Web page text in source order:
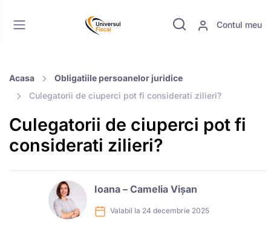
Contul meu
Acasa
Obligatiile persoanelor juridice
Culegatorii de ciuperci pot fi considerati zilieri?
Culegatorii de ciuperci pot fi
considerati zilieri?
Ioana – Camelia Vișan
Valabil la 24 decembrie 2025